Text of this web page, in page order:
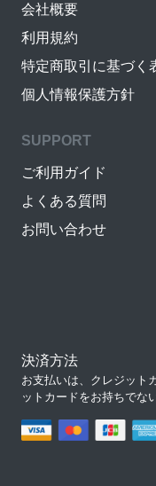
会社概要
利用規約
特定商取引に基づく
個人情報保護方針
SUPPORT
ご利用ガイド
よくある質問
お問い合わせ
決済方法
お支払いは、クレジット
ットカードをお持ちでな